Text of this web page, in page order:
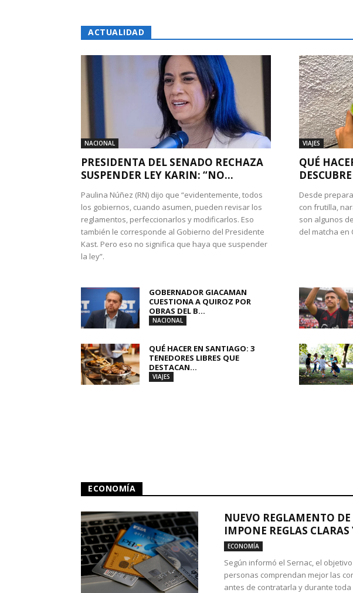
ACTUALIDAD
NACIONAL
PRESIDENTA DEL SENADO RECHAZA
SUSPENDER LEY KARIN: “NO...
Paulina Núñez (RN) dijo que “evidentemente, todos
los gobiernos, cuando asumen, pueden revisar los
reglamentos, perfeccionarlos y modificarlos. Eso
también le corresponde al Gobierno del Presidente
Kast. Pero eso no significa que haya que suspender
la ley”.
VIAJES
QUÉ
Desde
con frutilla,
son algunos
del matcha en
GOBERNADOR GIACAMAN
CUESTIONA A QUIROZ POR
OBRAS DEL B...
NACIONAL
QUÉ HACER EN SANTIAGO: 3
TENEDORES LIBRES QUE
DESTACAN...
VIAJES
ECONOMÍA
NUEVO REGLAMENTO
IMPONE REGLAS
ECONOMÍA
Según informó el Sernac, el
personas comprendan mejor las
antes de contratarla y durante toda